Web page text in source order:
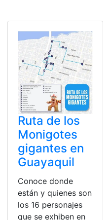
Ruta de los
Monigotes
gigantes en
Guayaquil
Conoce donde
están y quienes son
los 16 personajes
que se exhiben en